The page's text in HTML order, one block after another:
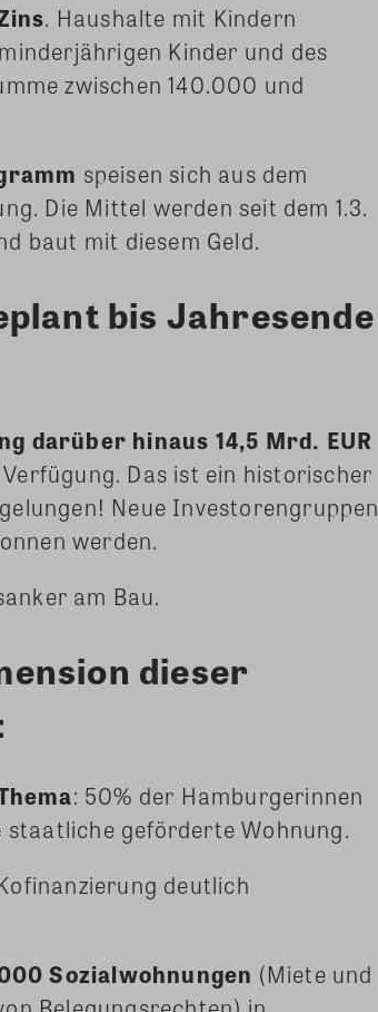
. Haushalte mit Kindern
Kinder und des
zwischen 140.000 und
speisen sich aus dem
Die Mittel werden seit dem 1.3.
baut mit diesem Geld.
bis Jahresende
darüber hinaus 14,5 Mrd. EUR
Das ist ein historischer
Neue Investorengruppen
werden.
am Bau.
dieser
: 50% der Hamburgerinnen
staatliche geförderte Wohnung.
deutlich
Sozialwohnungen (Miete und